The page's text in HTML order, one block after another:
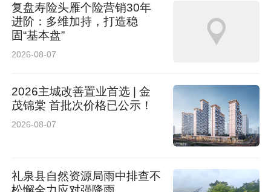
在文化方面，海红果的栽培技艺、加工方法、饮
食习俗已成为地方非物质文化遗产的重要组成部
分。非遗工坊里，老师傅沿用古法制作果脯；节
联起黄河文化、边塞文化、西口文化的共同记
忆，让古老农耕智慧在当下延续活力。
业链技能需求，联合职业院校开发专项培训课
复盘寿险头雁个险营销30年
进阶：多维加持，打造稳
固“基本盘”
2026-08-07
2026主城改善置业首选 | 金
茂锦棠 首批次价格已公示！
2026-08-07
礼泉县自然资源局雨中排查不